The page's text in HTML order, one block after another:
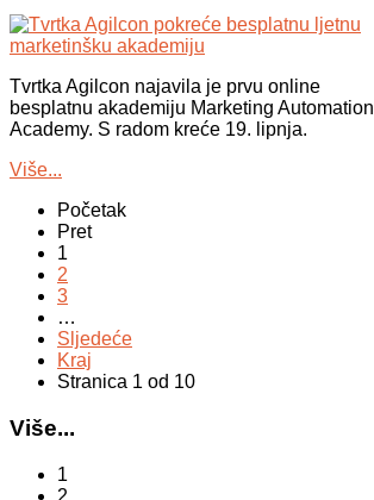
Tvrtka Agilcon najavila je prvu online
besplatnu akademiju Marketing Automation
Academy. S radom kreće 19. lipnja.
Više...
Početak
Pret
1
2
3
…
Sljedeće
Kraj
Stranica 1 od 10
Više...
1
2